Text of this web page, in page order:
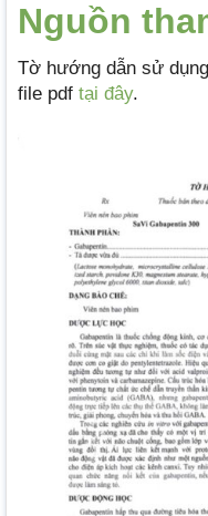
Nguồn
Tờ hướng dẫn sử
file pdf tại đây.